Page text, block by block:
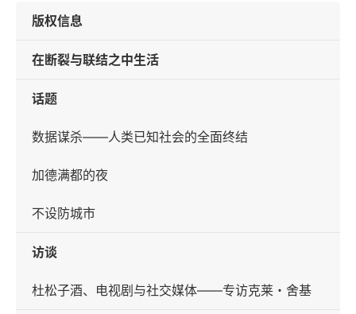
版权信息
在断裂与联结之中生活
话题
数据谋杀——人类已知社会的全面终结
加德满都的夜
不设防城市
访谈
杜松子酒、电视剧与社交媒体——专访克莱・舍基